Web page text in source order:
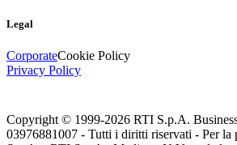
Legal
CorporateCookie Policy
Privacy Policy
Copyright © 1999-2026 RTI S.p.A.
03976881007 - Tutti i diritti riservati - Per la